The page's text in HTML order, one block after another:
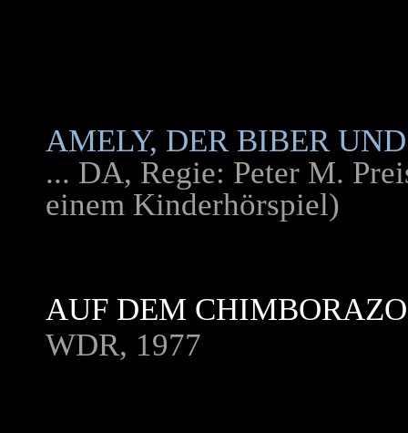
AMELY, DER BIBER
... DA, Regie: Peter M.
einem Kinderhörspiel)
AUF DEM CHIMBORAZO
WDR, 1977